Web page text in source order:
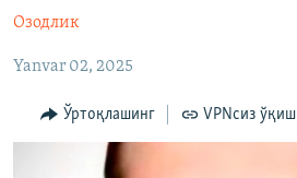
ИЖТИМОИЙ ТАРМОҚЛАР
Озодлик
Yanvar 02, 2025
Ўртоқлашинг VPNсиз ўқиш